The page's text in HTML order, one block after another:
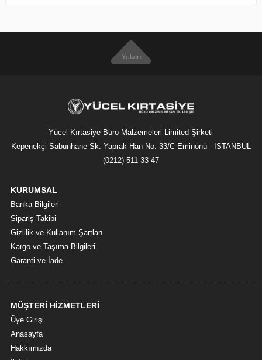
Yücel Kırtasiye Büro Malzemeleri Limited Şirketi
Kepenekçi Sabunhane Sk. Yaprak Han No: 33/C Eminönü - İSTANBUL
(0212) 511 33 47
KURUMSAL
Banka Bilgileri
Sipariş Takibi
Gizlilik ve Kullanım Şartları
Kargo ve Taşıma Bilgileri
Garanti ve İade
MÜŞTERİ HİZMETLERİ
Üye Girişi
Anasayfa
Hakkımızda